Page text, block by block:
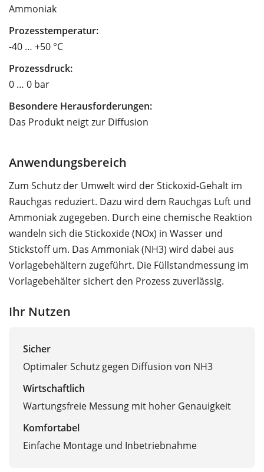
Ammoniak
Prozesstemperatur:
-40 … +50 °C
Prozessdruck:
0 … 0 bar
Besondere Herausforderungen:
Das Produkt neigt zur Diffusion
Anwendungsbereich
Zum Schutz der Umwelt wird der Stickoxid-Gehalt im
Rauchgas reduziert. Dazu wird dem Rauchgas Luft und
Ammoniak zugegeben. Durch eine chemische Reaktion
wandeln sich die Stickoxide (NOx) in Wasser und
Stickstoff um. Das Ammoniak (NH3) wird dabei aus
Vorlagebehältern zugeführt. Die Füllstandmessung im
Vorlagebehälter sichert den Prozess zuverlässig.
Ihr Nutzen
Sicher
Optimaler Schutz gegen Diffusion von NH3
Wirtschaftlich
Wartungsfreie Messung mit hoher Genauigkeit
Komfortabel
Einfache Montage und Inbetriebnahme